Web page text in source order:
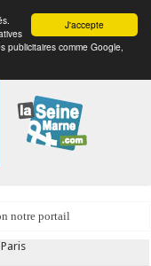
J'accepte
publicitaires comme Google,
notre portail